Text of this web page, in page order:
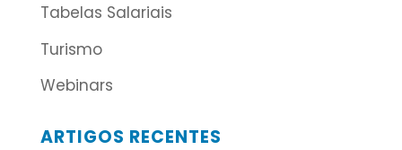
Tabelas Salariais
Turismo
Webinars
ARTIGOS RECENTES